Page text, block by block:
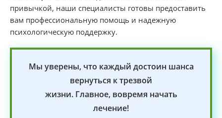
привычкой, наши специалисты готовы предоставить
вам профессиональную помощь и надежную
психологическую поддержку.
Мы уверены, что каждый достоин шанса
вернуться к трезвой
жизни. Главное, вовремя начать
лечение!